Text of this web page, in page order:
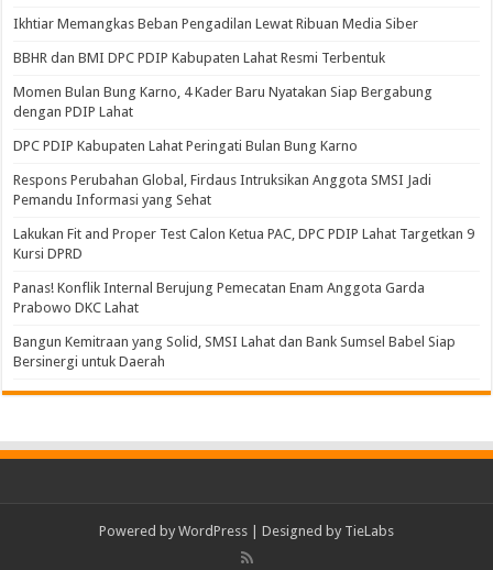
Ikhtiar Memangkas Beban Pengadilan Lewat Ribuan Media Siber
BBHR dan BMI DPC PDIP Kabupaten Lahat Resmi Terbentuk
Momen Bulan Bung Karno, 4 Kader Baru Nyatakan Siap Bergabung
dengan PDIP Lahat
DPC PDIP Kabupaten Lahat Peringati Bulan Bung Karno
Respons Perubahan Global, Firdaus Intruksikan Anggota SMSI Jadi
Pemandu Informasi yang Sehat
Lakukan Fit and Proper Test Calon Ketua PAC, DPC PDIP Lahat Targetkan 9
Kursi DPRD
Panas! Konflik Internal Berujung Pemecatan Enam Anggota Garda
Prabowo DKC Lahat
Bangun Kemitraan yang Solid, SMSI Lahat dan Bank Sumsel Babel Siap
Bersinergi untuk Daerah
Powered by WordPress | Designed by TieLabs